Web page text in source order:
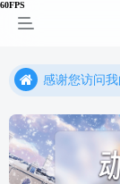
感谢您访问
感谢您访问